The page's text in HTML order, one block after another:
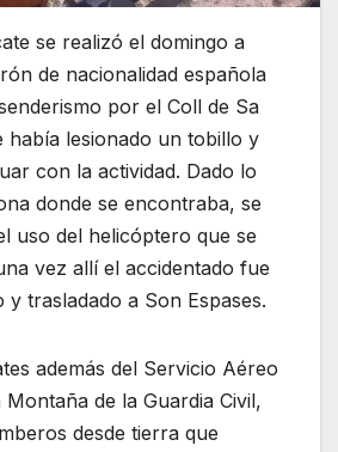
se realizó el domingo a
de nacionalidad española
por el Coll de Sa
había lesionado un tobillo y
con la actividad. Dado lo
donde se encontraba, se
uso del helicóptero que se
vez allí el accidentado fue
y trasladado a Son Espases.
además del Servicio Aéreo
de la Guardia Civil,
desde tierra que